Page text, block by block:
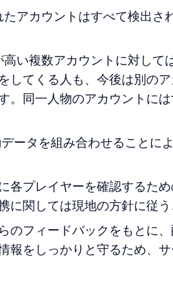
アカウントはすべて検出さ
い複数アカウントに対して
してくる人も、今後は別の
。同一人物のアカウントに
ータを組み合わせることに
各プレイヤーを確認するた
関しては現地の方針に従う
のフィードバックをもとに
報をしっかりと守るため、